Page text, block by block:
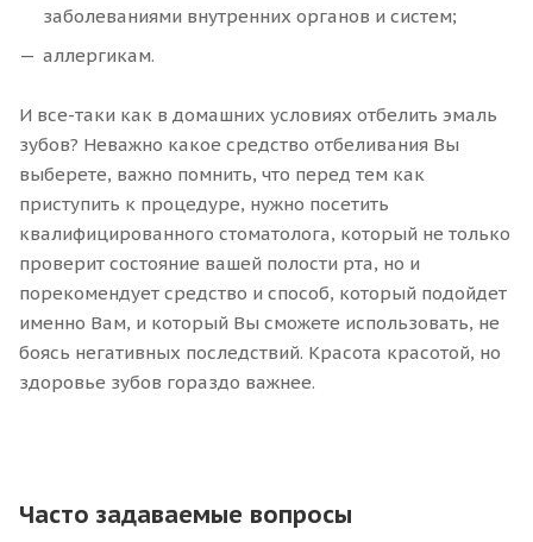
заболеваниями внутренних органов и систем;
аллергикам.
И все-таки как в домашних условиях отбелить эмаль
зубов? Неважно какое средство отбеливания Вы
выберете, важно помнить, что перед тем как
приступить к процедуре, нужно посетить
квалифицированного стоматолога, который не только
проверит состояние вашей полости рта, но и
порекомендует средство и способ, который подойдет
именно Вам, и который Вы сможете использовать, не
боясь негативных последствий. Красота красотой, но
здоровье зубов гораздо важнее.
Часто задаваемые вопросы